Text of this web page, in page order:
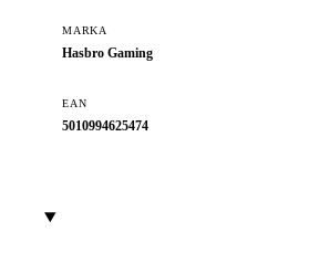
MARKA
Hasbro Gaming
EAN
5010994625474